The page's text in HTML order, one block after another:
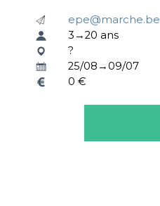
epe@marche.be
3→20 ans
?
25/08→09/07
0 €